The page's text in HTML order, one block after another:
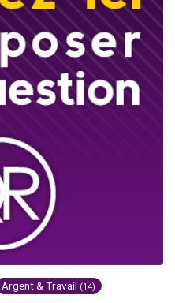
Argent & Travail (14)